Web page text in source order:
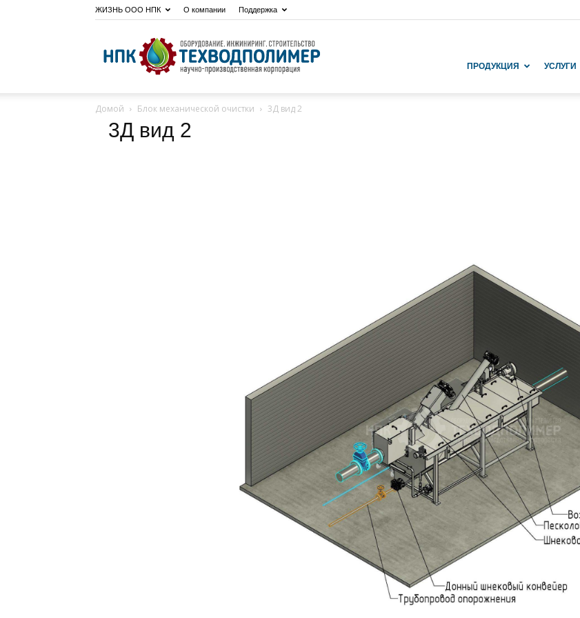
ЖИЗНЬ ООО НПК О компании Поддержка
России
ПРОДУКЦИЯ УСЛУГИ
Домой Блок механической очистки 3Д вид 2
3Д вид 2